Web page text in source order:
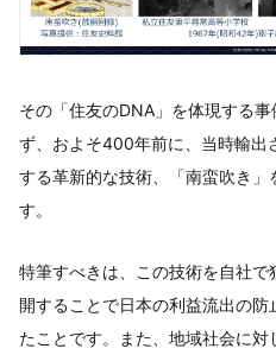
その「住友のDNA」を体現する
ず、およそ400年前に、当時輸出
する革新的な技術、「南蛮吹き」
す。
特筆すべきは、この技術を自社
開することで日本の利益流出の
たことです。また、地域社会に